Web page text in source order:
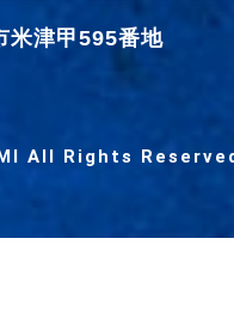
米津甲595番地
All Rights